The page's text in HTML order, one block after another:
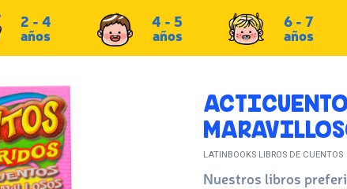
2 - 4
años
4 - 5
años
6 - 7
años
LATINBOOKS LIBROS DE CUENTOS
Nuestros libros